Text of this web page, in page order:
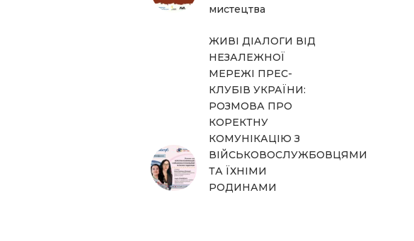
мистецтва
ЖИВІ ДІАЛОГИ ВІД
НЕЗАЛЕЖНОЇ
МЕРЕЖІ ПРЕС-
КЛУБІВ УКРАЇНИ:
РОЗМОВА ПРО
КОРЕКТНУ
КОМУНІКАЦІЮ З
ВІЙСЬКОВОСЛУЖБОВЦЯМИ
ТА ЇХНІМИ
РОДИНАМИ